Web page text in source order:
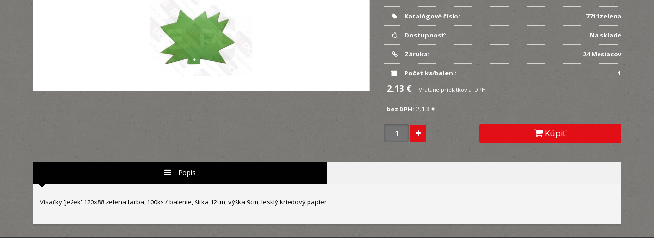
Katalógové číslo: 7711zelena
Dostupnosť: Na sklade
Záruka: 24 Mesiacov
Počet ks/balení: 1
2,13 € Vrátane príplatkov a DPH
bez DPH: 2,13 €
Kúpiť
Popis
Visačky 'Ježek' 120x88 zelena farba, 100ks / balenie, šírka 12cm, výška 9cm, lesklý kriedový papier.